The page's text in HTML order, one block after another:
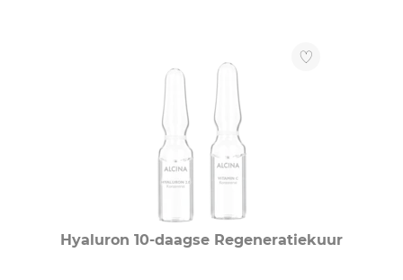
Hyaluron 10-daagse Regeneratiekuur